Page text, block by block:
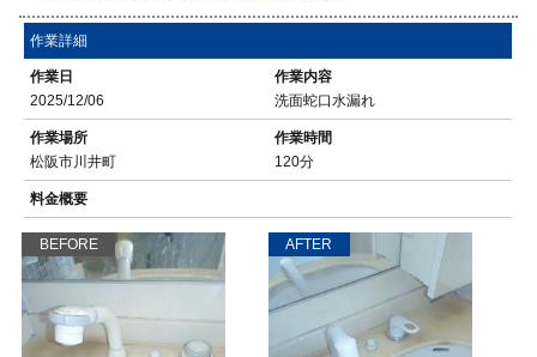
作業詳細
作業日
2025/12/06
作業内容
洗面蛇口水漏れ
作業場所
松阪市川井町
作業時間
120分
料金概要
BEFORE AFTER